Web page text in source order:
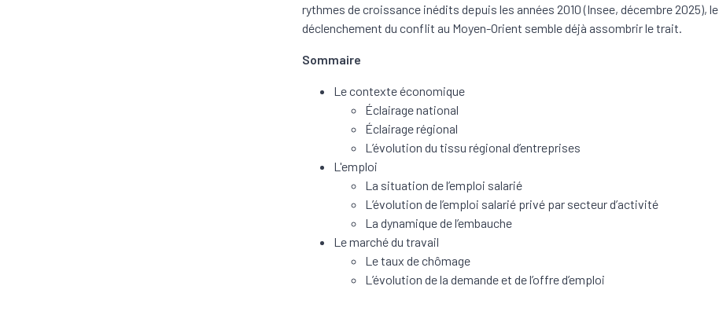
rythmes de croissance inédits depuis les années 2010 (Insee, décembre 2025), le
déclenchement du conflit au Moyen-Orient semble déjà assombrir le trait.
Sommaire
Le contexte économique
Éclairage national
Éclairage régional
L’évolution du tissu régional d’entreprises
L'emploi
La situation de l’emploi salarié
L’évolution de l’emploi salarié privé par secteur d’activité
La dynamique de l’embauche
Le marché du travail
Le taux de chômage
L’évolution de la demande et de l’offre d’emploi